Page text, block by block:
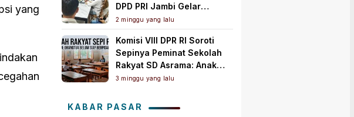
yang
DPD PRI Jambi Gelar
Perkenalan Pengurus dan
Pererat Soliditas
2 minggu yang lalu
Komisi VIII DPR RI Soroti
Sepinya Peminat Sekolah
Rakyat SD Asrama: Anak
Masih Butuh Dekat Orang
3 minggu yang lalu
KABAR PASAR